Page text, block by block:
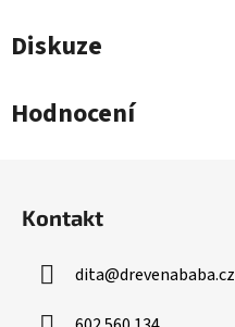
Diskuze
Hodnocení
Kontakt
dita@drevenababa.cz